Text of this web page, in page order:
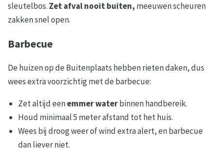
sleutelbos. Zet afval nooit buiten, meeuwen scheuren
zakken snel open.
Barbecue
De huizen op de Buitenplaats hebben rieten daken, dus
wees extra voorzichtig met de barbecue:
Zet altijd eenemmer waterbinnen handbereik.
Houd minimaal 5 meter afstand tot het huis.
Wees bij droog weer of wind extra alert, en barbecue
dan liever niet.